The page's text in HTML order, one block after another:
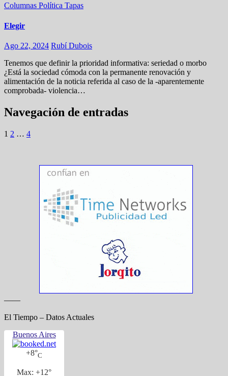
Columnas Política Tapas
Elegir
Ago 22, 2024 Rubí Dubois
Tenemos que definir la prioridad informativa: seriedad o morbo
¿Está la sociedad cómoda con la permanente renovación y
alimentación de la noticia referida al caso de la -aparentemente
comprobada- violencia…
Navegación de entradas
1 2 … 4
——
El Tiempo – Datos Actuales
Buenos Aires
+8°C
Max: +12°